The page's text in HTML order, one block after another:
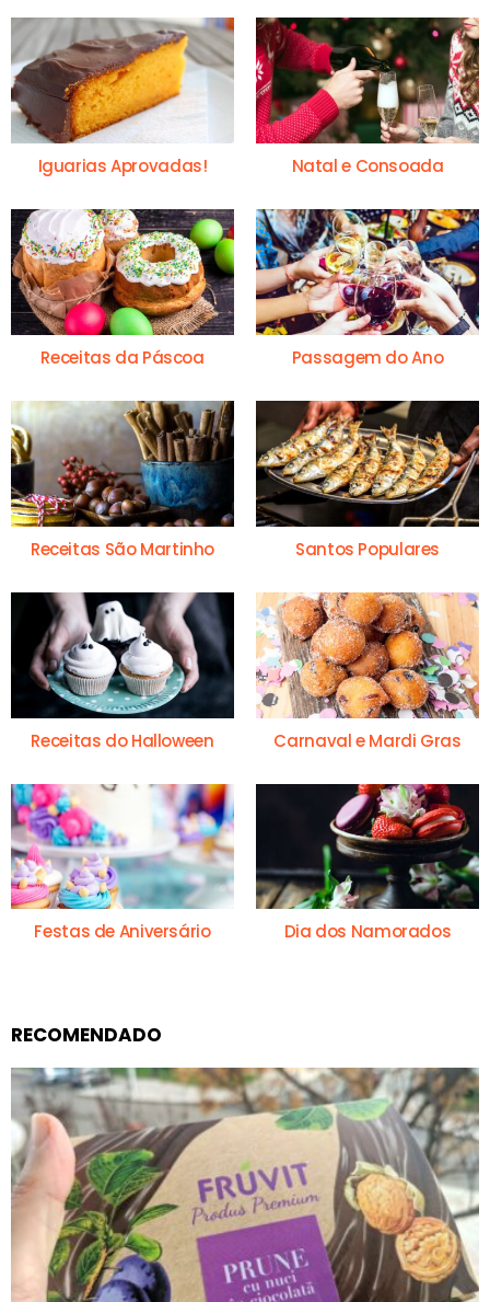
Iguarias Aprovadas! Natal e Consoada
Receitas da Páscoa Passagem do Ano
Receitas São Martinho Santos Populares
Receitas do Halloween Carnaval e Mardi Gras
Festas de Aniversário Dia dos Namorados
RECOMENDADO